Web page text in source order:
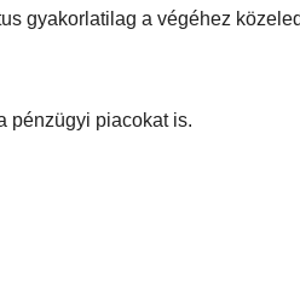
gyakorlatilag a végéhez
pénzügyi piacokat is.